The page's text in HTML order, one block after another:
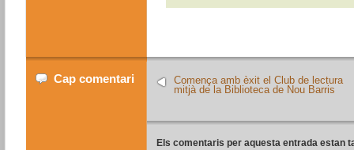
Cap comentari
Comença amb èxit el Club de lectura
mitjà de la Biblioteca de Nou Barris
Els comentaris per aquesta entrada estan